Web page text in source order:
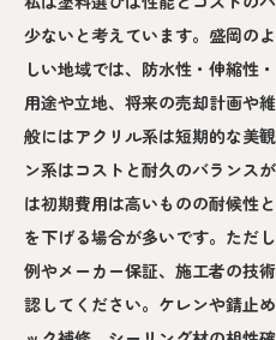
少ないと考えています。盛岡の
しい地域では、防水性・伸縮性
用途や立地、将来の売却計画や
般にはアクリル系は短期的な美
ン系はコストと耐久のバランス
は初期費用は高いものの耐候性
を下げる場合が多いです。ただ
例やメーカー保証、施工者の技
認してください。ケレンや錆止